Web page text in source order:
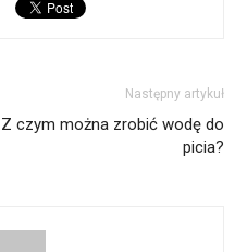
Następny artykuł
Z czym można zrobić wodę do
picia?